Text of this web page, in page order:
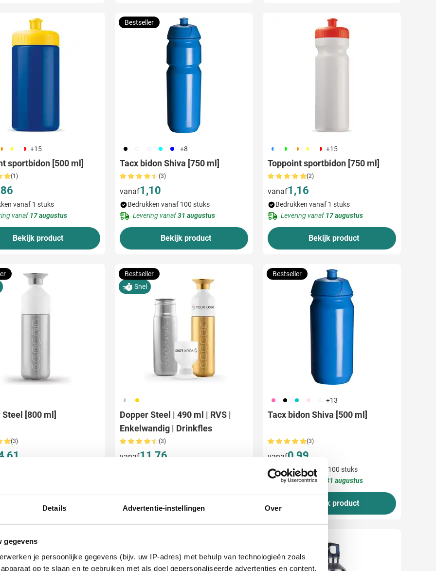
Details Advertentie-instellingen Over
gegevens
je persoonlijke gegevens (bijv. uw IP-adres) met behulp van technologieën zoals
op te slaan en te gebruiken met als doel gepersonaliseerde advertenties en content,
241 188 +15
sportbidon [500 ml]
(1)
vanaf 1 stuks
vanaf17 augustus
Bekijk product
001 002 970 533 005 +8
Tacx bidon Shiva [750 ml]
(3)
vanaf1,10
Bestseller
Bedrukken vanaf 100 stuks
Levering vanaf31 augustus
Bekijk product
190 191 192 241 188 +15
Toppoint sportbidon [750 ml]
(2)
vanaf1,16
Bedrukken vanaf 1 stuks
Levering vanaf17 augustus
Bekijk product
Steel [800 ml]
(3)
Bekijk product
325 031
Dopper Steel | 490 ml | RVS |
Enkelwandig | Drinkfles
(3)
vanaf11,76
Bestseller
Snel
Bekijk product
490 001 343 442 970 +13
Tacx bidon Shiva [500 ml]
(3)
vanaf0,99
Bestseller
Bedrukken vanaf 100 stuks
Levering vanaf
31 augustus
Bekijk product